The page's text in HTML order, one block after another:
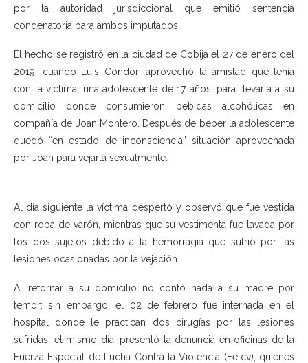
por la autoridad jurisdiccional que emitió sentencia
condenatoria para ambos imputados.
El hecho se registró en la ciudad de Cobija el 27 de enero del
2019, cuando Luis Condori aprovechó la amistad que tenía
con la víctima, una adolescente de 17 años, para llevarla a su
domicilio donde consumieron bebidas alcohólicas en
compañía de Joan Montero. Después de beber la adolescente
quedó “en estado de inconsciencia” situación aprovechada
por Joan para vejarla sexualmente.
Al día siguiente la víctima despertó y observó que fue vestida
con ropa de varón, mientras que su vestimenta fue lavada por
los dos sujetos debido a la hemorragia que sufrió por las
lesiones ocasionadas por la vejación.
Al retornar a su domicilio no contó nada a su madre por
temor; sin embargo, el 02 de febrero fue internada en el
hospital donde le practican dos cirugías por las lesiones
sufridas, el mismo día, presentó la denuncia en oficinas de la
Fuerza Especial de Lucha Contra la Violencia (Felcv), quienes